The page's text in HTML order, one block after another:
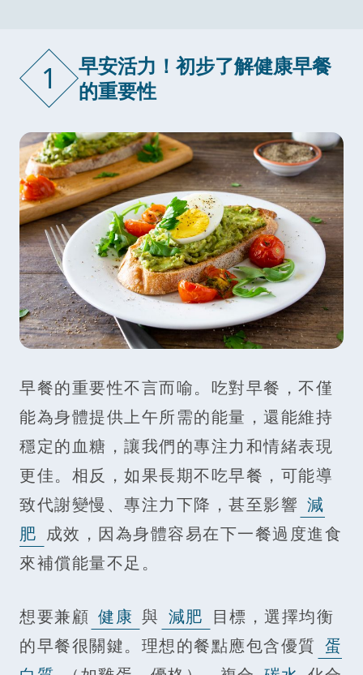
1
早安活力！初步了解健康早餐
的重要性
早餐的重要性不言而喻。吃對早餐，不僅
能為身體提供上午所需的能量，還能維持
穩定的血糖，讓我們的專注力和情緒表現
更佳。相反，如果長期不吃早餐，可能導
致代謝變慢、專注力下降，甚至影響 減
肥 成效，因為身體容易在下一餐過度進食
來補償能量不足。
想要兼顧 健康 與 減肥 目標，選擇均衡
的早餐很關鍵。理想的餐點應包含優質 蛋